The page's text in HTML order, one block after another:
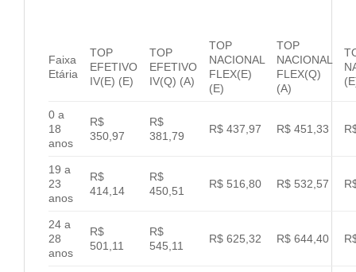
Faixa
Etária
TOP
EFETIVO
IV(E) (E)
TOP
EFETIVO
IV(Q) (A)
TOP
NACIONAL
FLEX(E)
(E)
TOP
NACIONAL
FLEX(Q)
(A)
0 a
18
anos
R$
350,97
R$
381,79
R$ 437,97 R$ 451,33
19 a
23
anos
R$
414,14
R$
450,51
R$ 516,80 R$ 532,57
24 a
28
anos
R$
501,11
R$
545,11
R$ 625,32 R$ 644,40